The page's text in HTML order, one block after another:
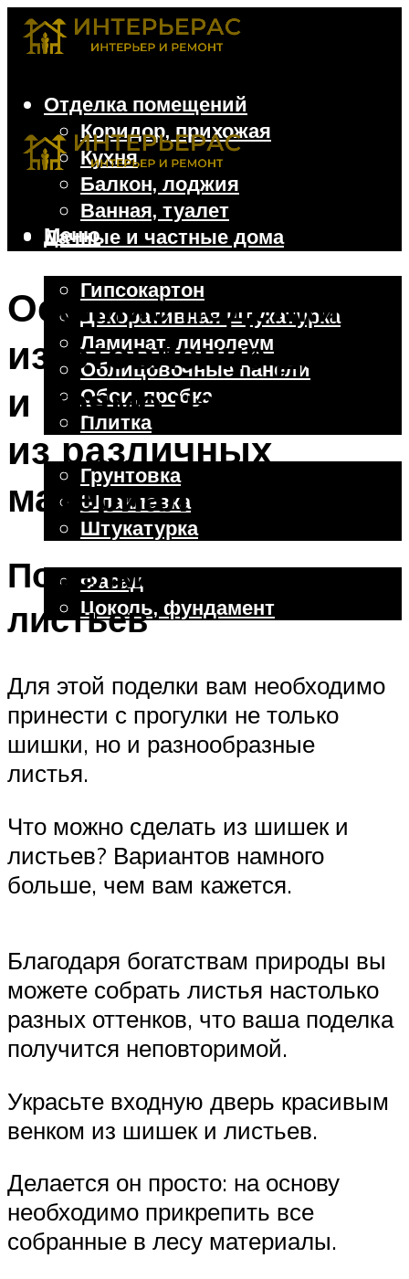
Отделка помещений
Коридор, прихожая
Кухня
Балкон, лоджия
Ванная, туалет
Дачные и частные дома
Гипсокартон
Декоративная штукатурка
Ламинат, линолеум
Облицовочные панели
Обои, пробка
Плитка
Отделочные работы
Грунтовка
Шпаклевка
Штукатурка
Фасад
Цоколь, фундамент
Меню
Осенние поделки:
изготовление дома
и прямо на прогулке
из различных
материалов
Поделки из шишек и
листьев
Для этой поделки вам необходимо
принести с прогулки не только
шишки, но и разнообразные
листья.
Что можно сделать из шишек и
листьев? Вариантов намного
больше, чем вам кажется.
Благодаря богатствам природы вы
можете собрать листья настолько
разных оттенков, что ваша поделка
получится неповторимой.
Украсьте входную дверь красивым
венком из шишек и листьев.
Делается он просто: на основу
необходимо прикрепить все
собранные в лесу материалы.